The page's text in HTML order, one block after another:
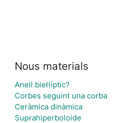
Nous materials
Anell biel·líptic?
Corbes seguint una corba
Ceràmica dinàmica
Suprahiperboloide